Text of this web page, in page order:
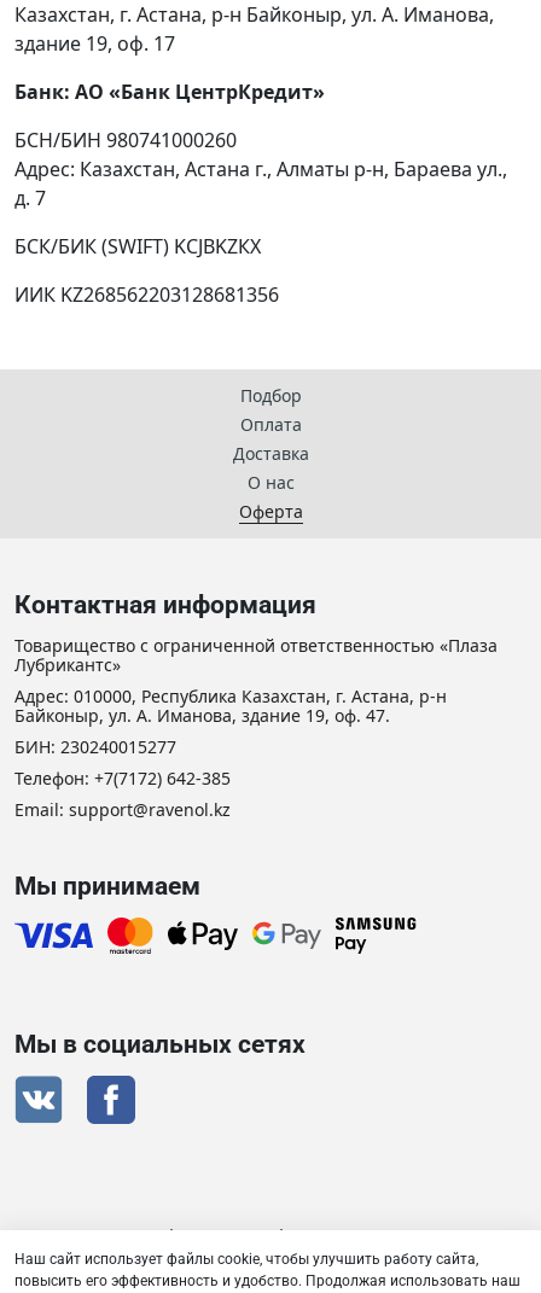
Казахстан, г. Астана, р-н Байконыр, ул. А. Иманова,
здание 19, оф. 17
Банк: АО «Банк ЦентрКредит»
БСН/БИН 980741000260
Адрес: Казахстан, Астана г., Алматы р-н, Бараева ул.,
д. 7
БСК/БИК (SWIFТ) KCJBKZКX
ИИК KZ268562203128681356
Подбор
Оплата
Доставка
О нас
Оферта
Контактная информация
Товарищество с ограниченной ответственностью «Плаза
Лубрикантс»
Адрес: 010000, Республика Казахстан, г. Астана, р-н
Байконыр, ул. А. Иманова, здание 19, оф. 47.
БИН: 230240015277
Телефон: +7(7172) 642-385
Email: support@ravenol.kz
Мы принимаем
Мы в социальных сетях
Сертификат дистрибьютора RAVENOL
Наш сайт использует файлы cookie, чтобы улучшить работу сайта,
повысить его эффективность и удобство. Продолжая использовать наш